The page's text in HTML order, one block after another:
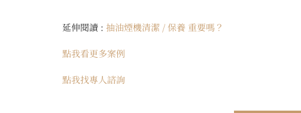
延伸閱讀 :抽油煙機清潔 / 保養 重要嗎？
點我看更多案例
點我找專人諮詢